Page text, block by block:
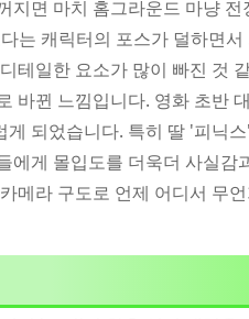
면 마치 홈그라운드 마냥
는 캐릭터의 포스가 덜하면
테일한 요소가 많이 빠진 것
바뀐 느낌입니다. 영화 초반
되었습니다. 특히 딸 '피닉
게 몰입도를 더욱더 사실감
메라 구도로 언제 어디서 무